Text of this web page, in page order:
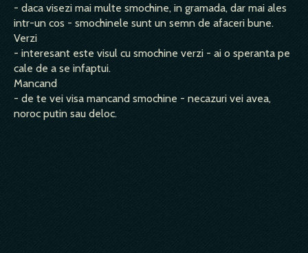
- daca visezi mai multe smochine, in gramada, dar mai ales
intr-un cos - smochinele sunt un semn de afaceri bune.
Verzi
- interesant este visul cu smochine verzi - ai o speranta pe
cale de a se infaptui.
Mancand
- de te vei visa mancand smochine - necazuri vei avea,
noroc putin sau deloc.